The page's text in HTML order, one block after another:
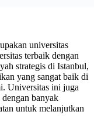
universitas
terbaik dengan
strategis di Istanbul,
yang sangat baik di
Universitas ini juga
banyak
untuk melanjutkan